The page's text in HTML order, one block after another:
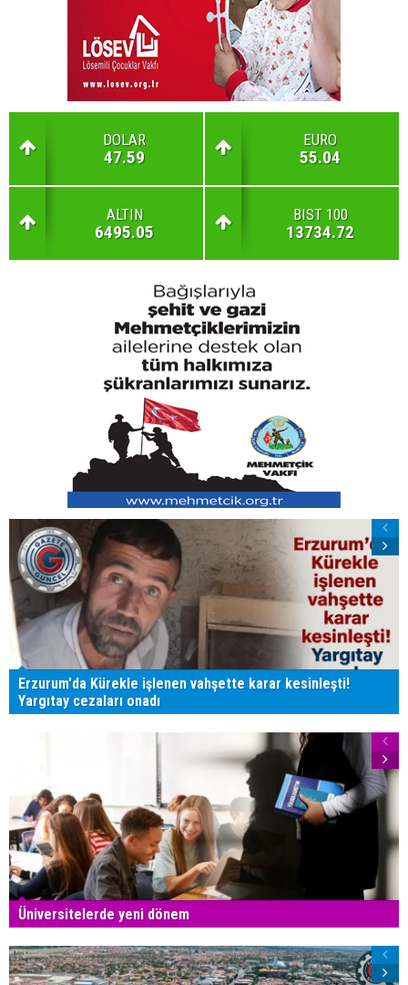
DOLAR
47.59
EURO
55.04
ALTIN
6495.05
BIST 100
13734.72
Erzurum'da Kürekle işlenen vahşette karar kesinleşti!
Yargıtay cezaları onadı
Üniversitelerde yeni dönem